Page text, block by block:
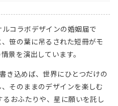
コラボデザインの婚姻届で
笹の葉に吊るされた短冊がモ
景を演出しています。
き込めば、世界にひとつだけの
そのままのデザインを楽しむ
おふたりや、星に願いを託し